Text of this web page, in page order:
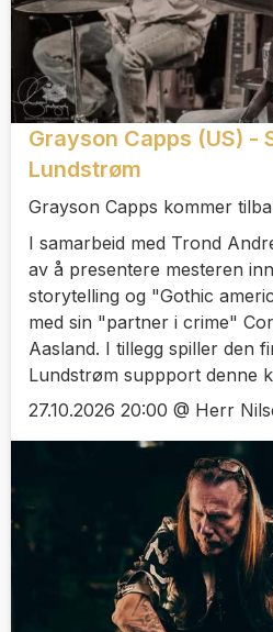
Grayson Capps (US) -
Lundstrøm
Grayson Capps kommer
I samarbeid med Trond
av å presentere mesteren
storytelling og "Gothic
med sin "partner i crime"
Aasland. I tillegg spiller den
Lundstrøm suppport denne
27.10.2026 20:00 @ Herr